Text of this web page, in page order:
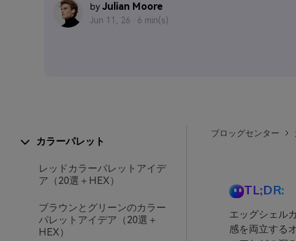
by Julian Moore
Jun 11, 26 · 6 min(s)
カラーパレット
レッドカラーパレットアイデ
ア（20選＋HEX）
ブラウンとグリーンのカラー
パレットアイデア（20選＋
HEX）
ブロッグセンター
TL;DR:
エッグシェル
感を両立する